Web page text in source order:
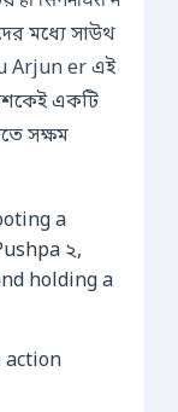
মধ্যে সাউথ
Arjun er এই
একটি
সক্ষম
action